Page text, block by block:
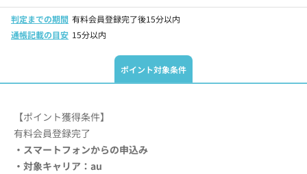
判定までの期間 有料会員登録完了後15分以内
通帳記載の目安 15分以内
ポイント対象条件
【ポイント獲得条件】
有料会員登録完了
・スマートフォンからの申込み
・対象キャリア：au